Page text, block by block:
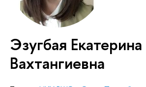
Эзугбая Екатерина
Вахтангиевна